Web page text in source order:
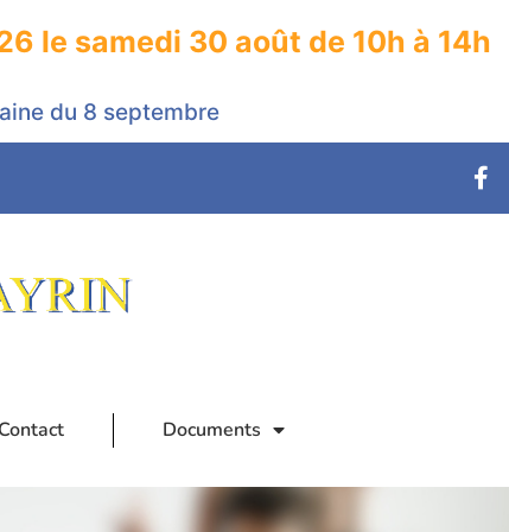
le samedi 30 août de 10h à 14h
du 8 septembre
Contact Documents